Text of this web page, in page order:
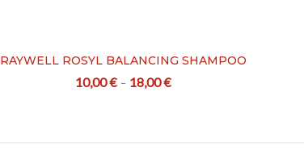
RAYWELL ROSYL BALANCING SHAMPOO
10,00€ – 18,00€